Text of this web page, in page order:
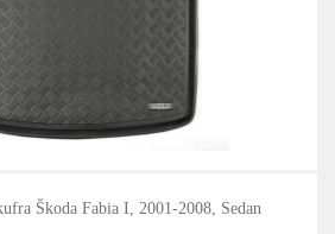
Škoda Fabia I, 2001-2008, Sedan